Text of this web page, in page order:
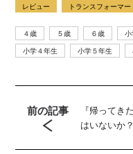
レビュー トランスフォーマー
４歳 ５歳 ６歳
小学４年生
小学５年生
前の記事
『帰ってき
はいないか